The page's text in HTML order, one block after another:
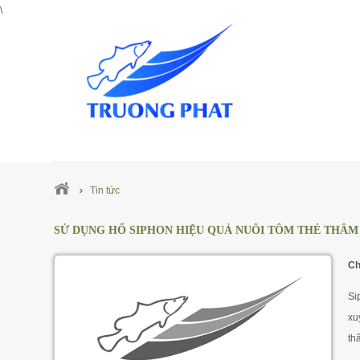
\
Tin tức
SỬ DỤNG HỐ SIPHON HIỆU QUẢ NUÔI TÔM THẺ